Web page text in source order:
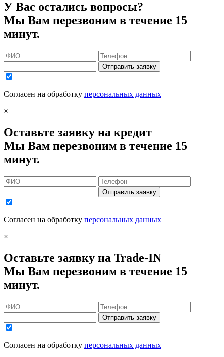
У Вас остались вопросы?
Мы Вам перезвоним в течение 15
минут.
Отправить заявку
Согласен на обработку персональных данных
×
Оставьте заявку на кредит
Мы Вам перезвоним в течение 15
минут.
Отправить заявку
Согласен на обработку персональных данных
×
Оставьте заявку на Trade-IN
Мы Вам перезвоним в течение 15
минут.
Отправить заявку
Согласен на обработку персональных данных